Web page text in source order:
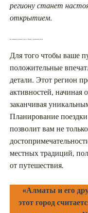
региону станет
открытием.
Как спланировать идеальный отдых в Марокко с максимальной пользой
Для того чтобы ваше
положительные
детали. Этот регион
активностей, начиная
заканчивая
Планирование
позволит вам не
местных традиций,
от путешествия.
«Алматы и его
этот город